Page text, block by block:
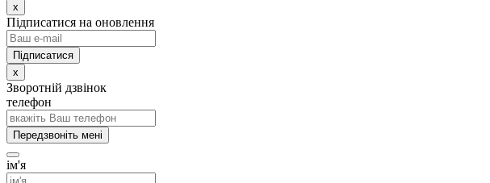
x
Підписатися на оновлення
x
Зворотній дзвінок
телефон
Передзвоніть мені
ім'я